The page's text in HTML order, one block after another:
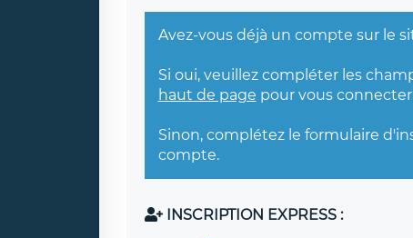
Avez-vous déjà un compte sur le
Si oui, veuillez compléter les
haut de page pour vous
Sinon, complétez le formulaire
compte.
INSCRIPTION EXPRESS :